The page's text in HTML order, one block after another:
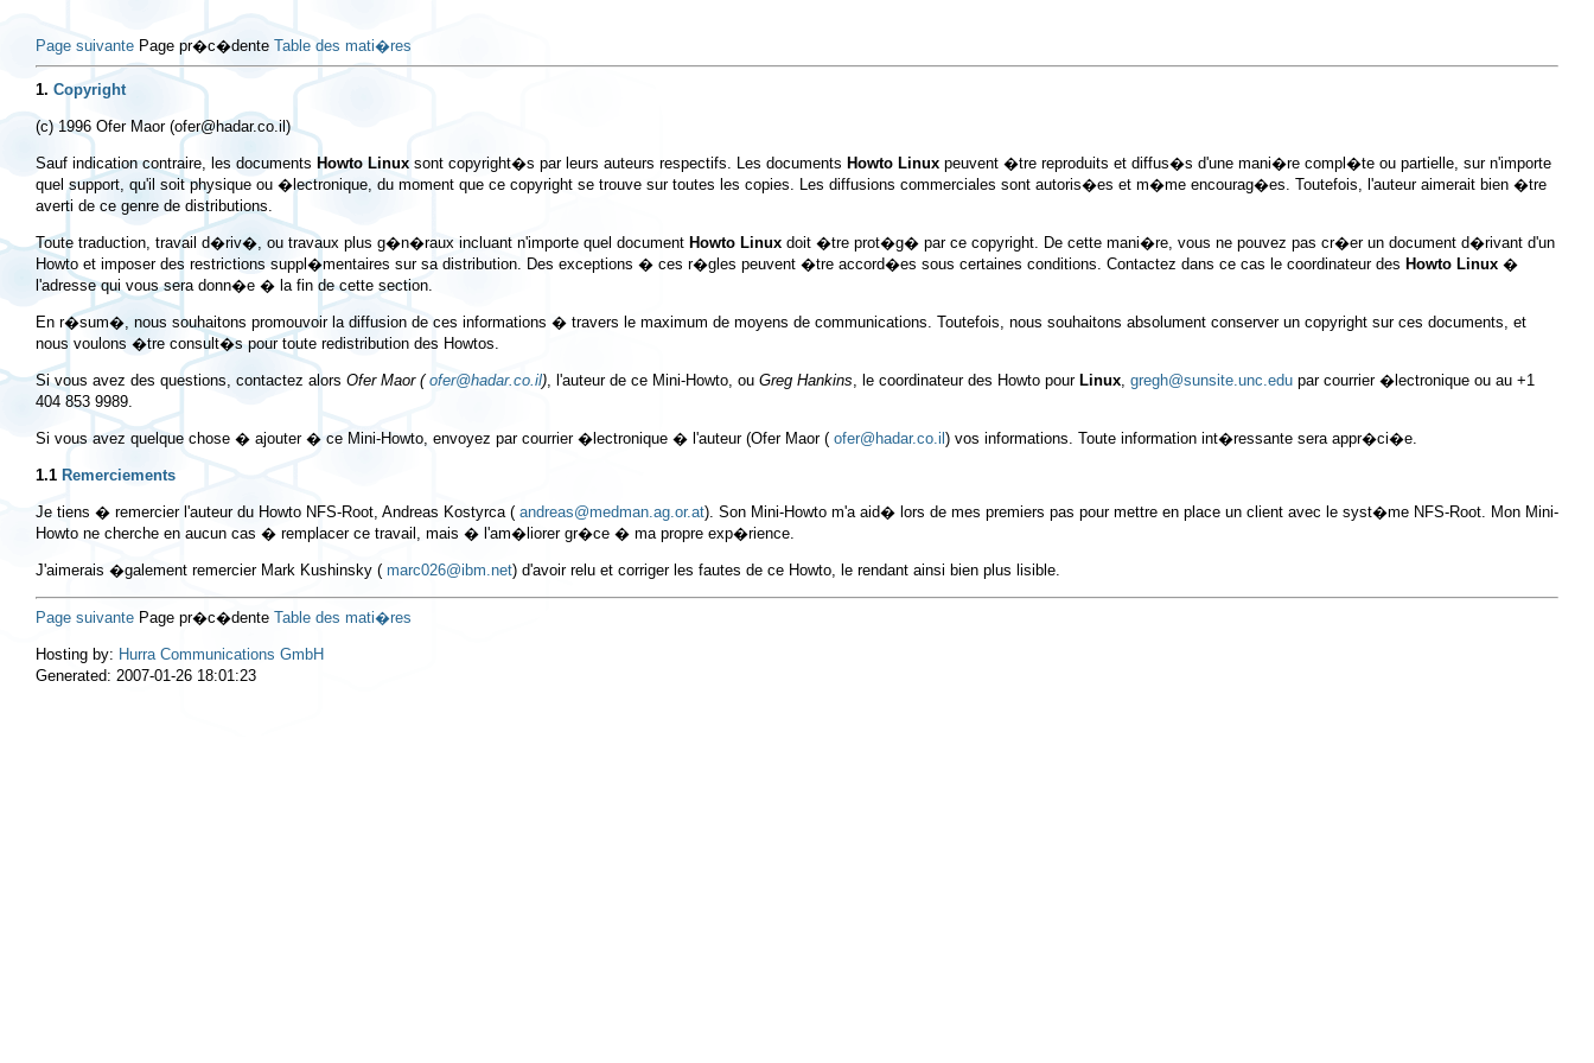
Page suivante Page pr�c�dente Table des mati�res
1. Copyright
(c) 1996 Ofer Maor (ofer@hadar.co.il)
Sauf indication contraire, les documents Howto Linux sont copyright�s par leurs auteurs respectifs. Les documents Howto Linux peuvent �tre reproduits et diffus�s d'une mani�re compl�te ou partielle, sur n'importe
quel support, qu'il soit physique ou �lectronique, du moment que ce copyright se trouve sur toutes les copies. Les diffusions commerciales sont autoris�es et m�me encourag�es. Toutefois, l'auteur aimerait bien �tre
averti de ce genre de distributions.
Toute traduction, travail d�riv�, ou travaux plus g�n�raux incluant n'importe quel document Howto Linux doit �tre prot�g� par ce copyright. De cette mani�re, vous ne pouvez pas cr�er un document d�rivant d'un
Howto et imposer des restrictions suppl�mentaires sur sa distribution. Des exceptions � ces r�gles peuvent �tre accord�es sous certaines conditions. Contactez dans ce cas le coordinateur des Howto Linux �
l'adresse qui vous sera donn�e � la fin de cette section.
En r�sum�, nous souhaitons promouvoir la diffusion de ces informations � travers le maximum de moyens de communications. Toutefois, nous souhaitons absolument conserver un copyright sur ces documents, et
nous voulons �tre consult�s pour toute redistribution des Howtos.
Si vous avez des questions, contactez alors Ofer Maor (ofer@hadar.co.il), l'auteur de ce Mini-Howto, ou Greg Hankins, le coordinateur des Howto pour Linux, gregh@sunsite.unc.edu par courrier �lectronique ou au +1
404 853 9989.
Si vous avez quelque chose � ajouter � ce Mini-Howto, envoyez par courrier �lectronique � l'auteur (Ofer Maor ( ofer@hadar.co.il ) vos informations. Toute information int�ressante sera appr�ci�e.
1.1 Remerciements
Je tiens � remercier l'auteur du Howto NFS-Root, Andreas Kostyrca ( andreas@medman.ag.or.at). Son Mini-Howto m'a aid� lors de mes premiers pas pour mettre en place un client avec le syst�me NFS-Root. Mon Mini-
Howto ne cherche en aucun cas � remplacer ce travail, mais � l'am�liorer gr�ce � ma propre exp�rience.
J'aimerais �galement remercier Mark Kushinsky ( marc026@ibm.net) d'avoir relu et corriger les fautes de ce Howto, le rendant ainsi bien plus lisible.
Page suivante Page pr�c�dente Table des mati�res
Hosting by: Hurra Communications GmbH
Generated: 2007-01-26 18:01:23